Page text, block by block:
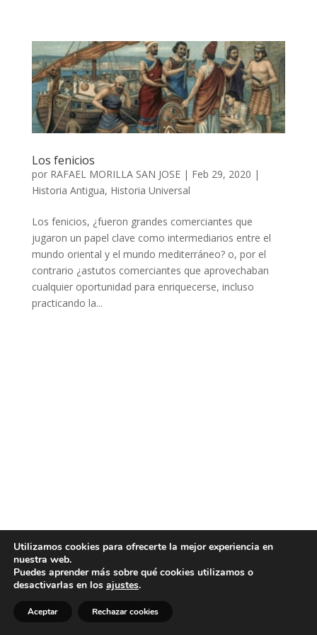
Los fenicios
por RAFAEL MORILLA SAN JOSE| Feb 29, 2020 |
Historia Antigua, Historia Universal
Los fenicios, ¿fueron grandes comerciantes que
jugaron un papel clave como intermediarios entre el
mundo oriental y el mundo mediterráneo? o, por el
contrario ¿astutos comerciantes que aprovechaban
cualquier oportunidad para enriquecerse, incluso
practicando la...
Utilizamos cookies para ofrecerte la mejor experiencia en
nuestra web.
Puedes aprender más sobre qué cookies utilizamos o
desactivarlas en los ajustes.
Aceptar Rechazar cookies